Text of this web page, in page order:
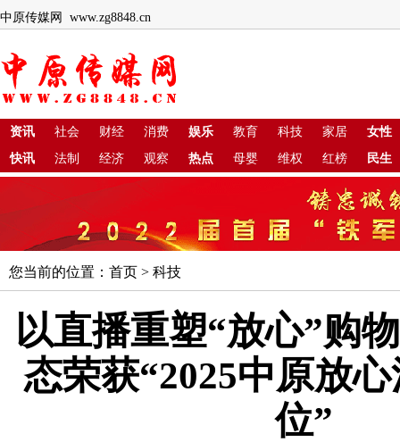
中原传媒网 www.zg8848.cn
资讯 社会 财经 消费 娱乐 教育 科技 家居
女性
快讯
法制 经济 观察 热点 母婴 维权 红榜 民生
您当前的位置： 首页 > 科技
以直播重塑“放心”购
态荣获“2025中原放
位”